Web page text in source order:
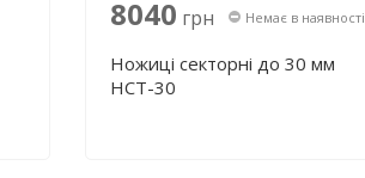
8040 грн Немає в наявності
Ножиці секторні до 30 мм
НСТ-30